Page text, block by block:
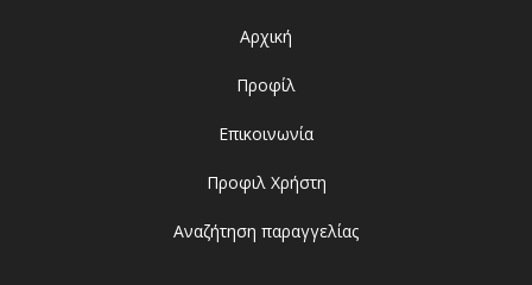
Αρχική
Προφίλ
Επικοινωνία
Προφιλ Χρήστη
Αναζήτηση παραγγελίας